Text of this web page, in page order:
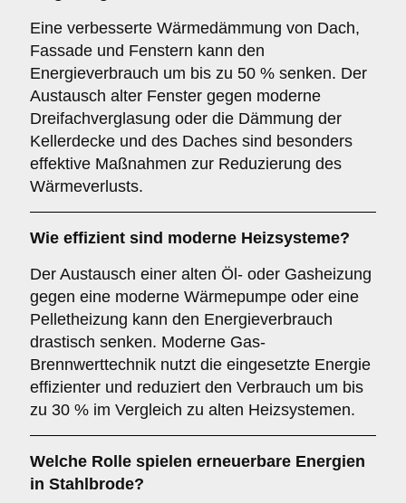
Eine verbesserte Wärmedämmung von Dach,
Fassade und Fenstern kann den
Energieverbrauch um bis zu 50 % senken. Der
Austausch alter Fenster gegen moderne
Dreifachverglasung oder die Dämmung der
Kellerdecke und des Daches sind besonders
effektive Maßnahmen zur Reduzierung des
Wärmeverlusts.
Wie effizient sind moderne Heizsysteme?
Der Austausch einer alten Öl- oder Gasheizung
gegen eine moderne Wärmepumpe oder eine
Pelletheizung kann den Energieverbrauch
drastisch senken. Moderne Gas-
Brennwerttechnik nutzt die eingesetzte Energie
effizienter und reduziert den Verbrauch um bis
zu 30 % im Vergleich zu alten Heizsystemen.
Welche Rolle spielen erneuerbare Energien
in Stahlbrode?